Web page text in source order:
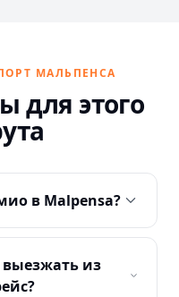
МАЛЬПЕНСА
для этого
в Malpensa?
из